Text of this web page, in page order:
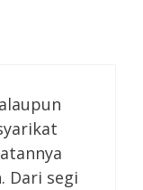
Dari segi